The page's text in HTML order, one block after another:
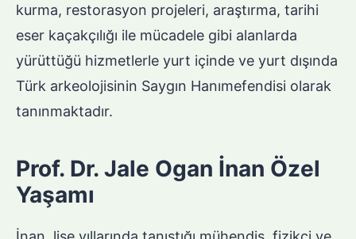
kurma, restorasyon projeleri, araştırma, tarihi
eser kaçakçılığı ile mücadele gibi alanlarda
yürüttüğü hizmetlerle yurt içinde ve yurt dışında
Türk arkeolojisinin Saygın Hanımefendisi olarak
tanınmaktadır.
Prof. Dr. Jale Ogan İnan Özel
Yaşamı